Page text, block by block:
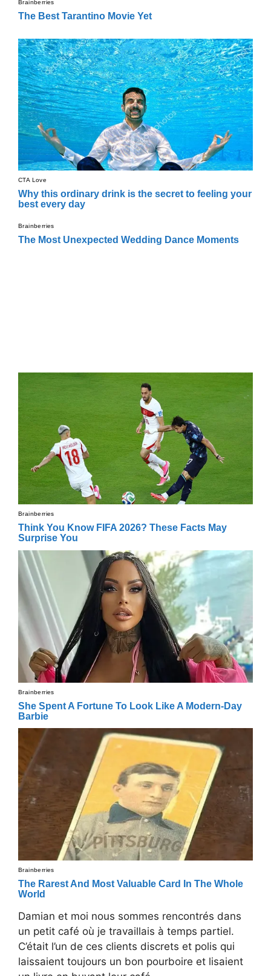
Damian et moi nous sommes rencontrés dans
un petit café où je travaillais à temps partiel.
C’était l’un de ces clients discrets et polis qui
laissaient toujours un bon pourboire et lisaient